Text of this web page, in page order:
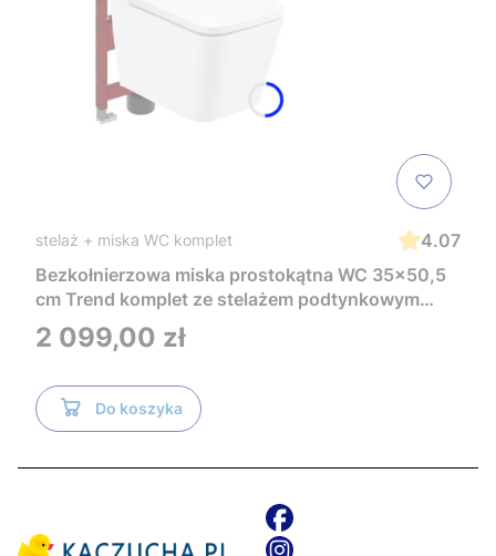
stelaż + miska WC komplet
4.07
Bezkołnierzowa miska prostokątna WC 35x50,5
cm Trend komplet ze stelażem podtynkowym
Tece i czarnym przyciskiem TeceNow
TR2216+Tece
Cena
2 099,00 zł
Do koszyka